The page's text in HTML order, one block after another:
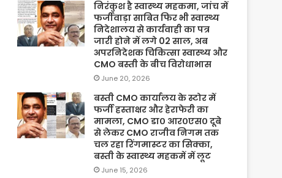
निरंकुश है स्वास्थ्य महकमा, जांच में
फर्जीवाड़ा साबित फिर भी स्वास्थ्य
निदेशालय से कार्यवाही का पत्र
जारी होने में लगे 02 साल, अब
अपरनिदेशक चिकित्सा स्वास्थ्य और
CMO बस्ती के बीच विरोधाभास
June 20, 2026
बस्ती CMO कार्यालय के स्टोर में
फर्जी हस्ताक्षर और हेराफेरी का
मामला, CMO डा० आर०एस० दूबे
से लेकर CMO राजीव निगम तक
चल रहा रिंगमास्टर का सिक्का,
बस्ती के स्वास्थ्य महकमें में लूट
June 15, 2026